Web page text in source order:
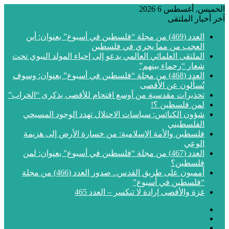
الخميس, أغسطس 6 2026
آخر أخبار الملتقى
العدد (469) من مجلة “فلسطين في أسبوع” بعنوان: أين
العجب من مما يجري في فلسطين
الملتقى العلمائي العالمي يدعو إلى إحياء المولد النبوي تحت
شعار “رحماء بينهم”
العدد (468) من مجلة “فلسطين في أسبوع” بعنوان: وسوف
تُسألون عن الأقصى
تحذيرات مقدسية من أوسع اقتحام للأقصى بذكرى “الخراب”
لمن فلسطين ؟!
شؤون الكنائس: سياسات الاحتلال تهدد الوجود المسيحي
الفلسطيني
فلسطين والأمة الإسلامية: من خسارة الأرض إلى هزيمة
الوعي
العدد (467) من مجلة “فلسطين في أسبوع” بعنوان: لمن
فلسطين؟
أمميون على طريق القدس.. صدور العدد (466) من مجلة
“فلسطين في أسبوع”
غزة والأقصى إرادة لا تنكسر – العدد 465